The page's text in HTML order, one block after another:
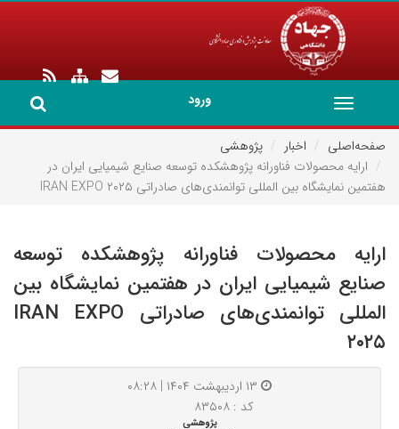
ورود
Toggle
navigation
صفحه‌اصلی
اخبار
پژوهشی
ارایه محصولات فناورانه پژوهشکده توسعه صنایع شیمیایی ایران در
هفتمین نمایشگاه بین المللی توانمندی‌های صادراتی IRAN EXPO ۲۰۲۵
ارایه محصولات فناورانه پژوهشکده توسعه
صنایع شیمیایی ایران در هفتمین نمایشگاه بین
المللی توانمندی‌های صادراتی IRAN EXPO
۲۰۲۵
کد : ۸۳۵۰۸
پژوهشی